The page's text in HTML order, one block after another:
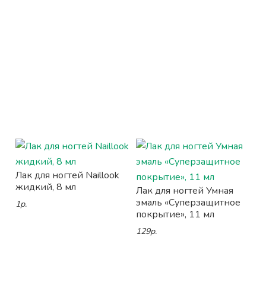
Лак для ногтей Naillook
жидкий, 8 мл
1р.
Лак для ногтей Умная
эмаль «Суперзащитное
покрытие», 11 мл
129р.